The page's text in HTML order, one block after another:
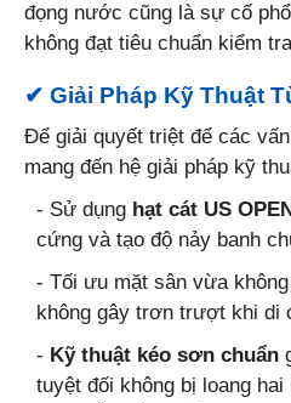
đọng nước cũng là sự cố
không đạt tiêu chuẩn kiểm
✔ Giải Pháp Kỹ Thuật
Để giải quyết triệt để các
mang đến hệ giải pháp kỹ
- Sử dụng hạt cát US
cứng và tạo độ nảy banh
- Tối ưu mặt sân vừa
không gây trơn trượt khi di
- Kỹ thuật kéo sơn chuẩn
tuyệt đối không bị loang